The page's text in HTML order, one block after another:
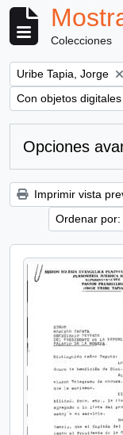
Colecciones
Remove filter:
Uribe Tapia, Jorge
Remove filter:
Con objetos digitales
Opciones
Imprimir vista
Ordenar